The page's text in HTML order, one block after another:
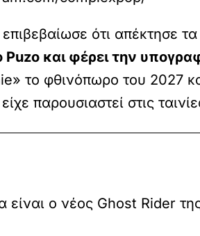
ότι απέκτησε
και φέρει την
το φθινόπωρο του 2027
παρουσιαστεί στις
είναι ο νέος Ghost Rider